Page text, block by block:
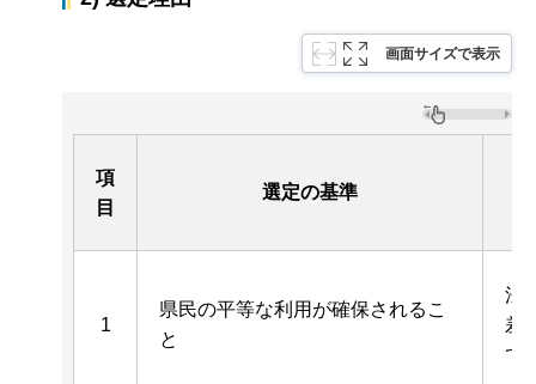
画面サイズで表示
項
目
選定の基準
1
県民の平等な利用が確保されるこ
と
法
差
て